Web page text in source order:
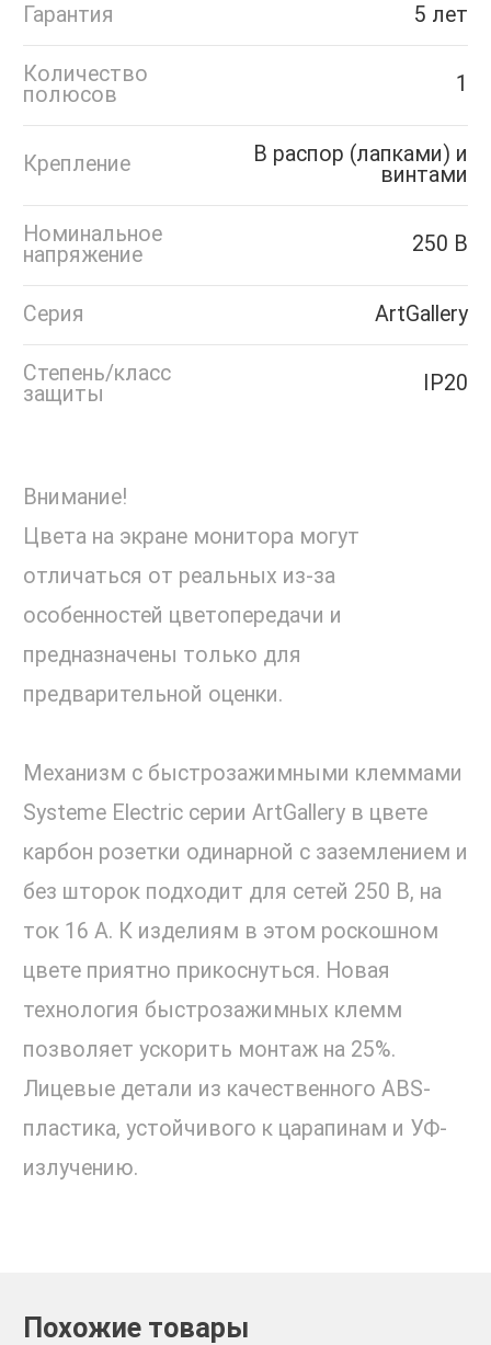
Гарантия 5 лет
Количество
полюсов
1
Крепление
В распор (лапками) и
винтами
Номинальное
напряжение
250 В
Серия ArtGallery
Степень/класс
защиты
IP20
Внимание!
Цвета на экране монитора могут
отличаться от реальных из-за
особенностей цветопередачи и
предназначены только для
предварительной оценки.
Механизм с быстрозажимными клеммами
Systeme Electric серии ArtGallery в цвете
карбон розетки одинарной с заземлением и
без шторок подходит для сетей 250 В, на
ток 16 А. К изделиям в этом роскошном
цвете приятно прикоснуться. Новая
технология быстрозажимных клемм
позволяет ускорить монтаж на 25%.
Лицевые детали из качественного ABS-
пластика, устойчивого к царапинам и УФ-
излучению.
Похожие товары